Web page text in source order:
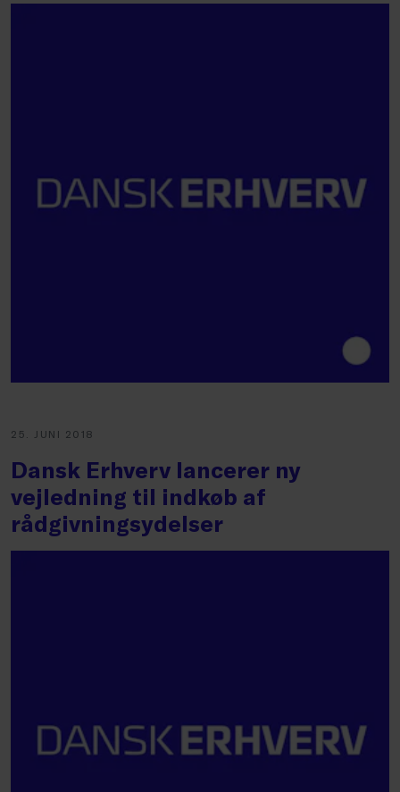
25. JUNI 2018
Dansk Erhverv lancerer ny
vejledning til indkøb af
rådgivningsydelser